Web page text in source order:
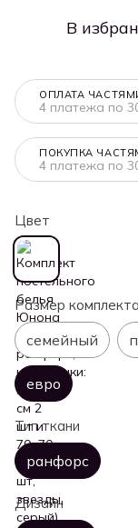
В
ОПЛАТА
4 платежа по
ПОКУПКА
4 платежа по
Цвет
Размер комплекта
семейный
евро
Тип ткани
ранфорс
Дизайн